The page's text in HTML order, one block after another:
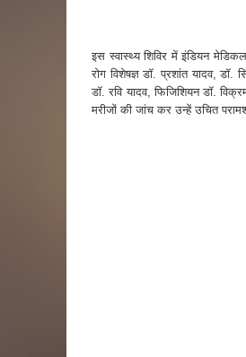
इस स्वास्थ्य शिविर में इंडियन
रोग विशेषज्ञ डॉ. प्रशांत यादव, डॉ.
डॉ. रवि यादव, फिजिशियन डॉ.
मरीजों की जांच कर उन्हें उचित